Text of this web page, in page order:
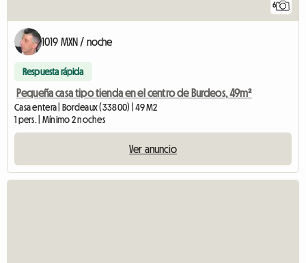
6
1019 MXN / noche
Respuesta rápida
Pequeña casa tipo tienda en el centro de Burdeos, 49m²
Casa entera | Bordeaux (33800) | 49 M2
1 pers. | Mínimo 2 noches
Ver anuncio